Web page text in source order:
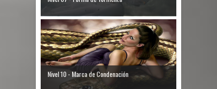
Nivel 10 - Marca de Condenación